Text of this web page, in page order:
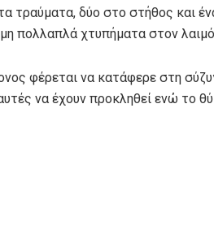
τραύματα, δύο στο στήθος και
πολλαπλά χτυπήματα στον λαιμό
φέρεται να κατάφερε στη
να έχουν προκληθεί ενώ το